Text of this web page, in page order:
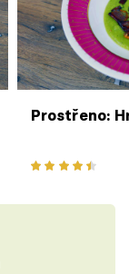
Prostřeno: